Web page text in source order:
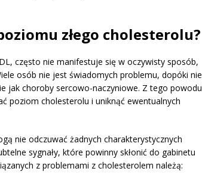
złego cholesterolu?
często nie manifestuje się w oczywisty sposób,
osób nie jest świadomych problemu, dopóki nie
jak choroby sercowo-naczyniowe. Z tego powodu
poziom cholesterolu i uniknąć ewentualnych
nie odczuwać żadnych charakterystycznych
sygnały, które powinny skłonić do gabinetu
z problemami z cholesterolem należą: